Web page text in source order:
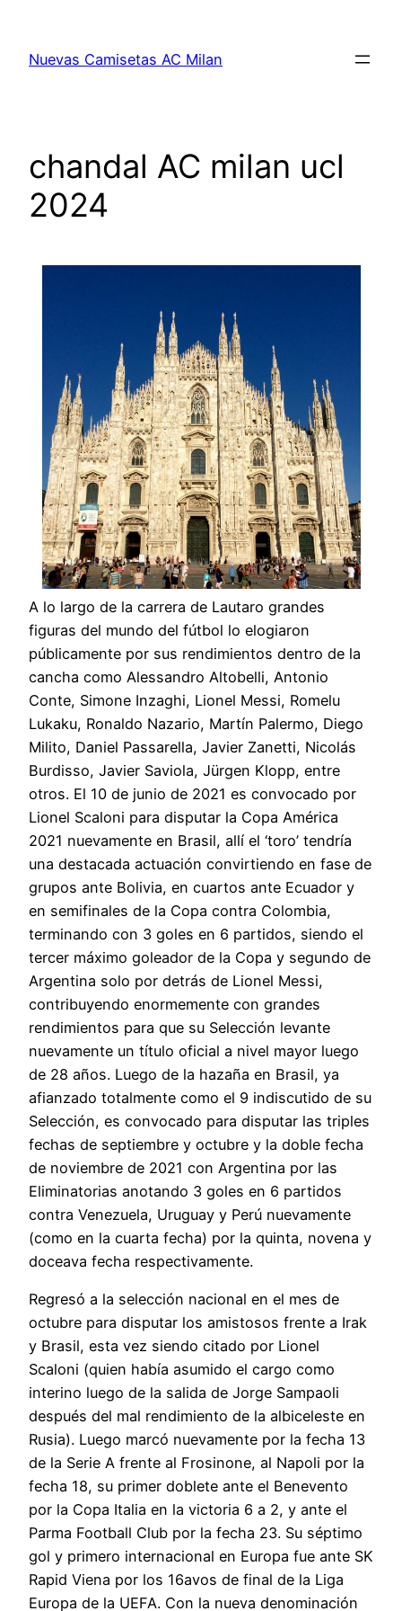
contenido
Nuevas Camisetas AC Milan
chandal AC milan ucl
2024
A lo largo de la carrera de Lautaro grandes
figuras del mundo del fútbol lo elogiaron
públicamente por sus rendimientos dentro de la
cancha como Alessandro Altobelli, Antonio
Conte, Simone Inzaghi, Lionel Messi, Romelu
Lukaku, Ronaldo Nazario, Martín Palermo, Diego
Milito, Daniel Passarella, Javier Zanetti, Nicolás
Burdisso, Javier Saviola, Jürgen Klopp, entre
otros. El 10 de junio de 2021 es convocado por
Lionel Scaloni para disputar la Copa América
2021 nuevamente en Brasil, allí el ‘toro’ tendría
una destacada actuación convirtiendo en fase de
grupos ante Bolivia, en cuartos ante Ecuador y
en semifinales de la Copa contra Colombia,
terminando con 3 goles en 6 partidos, siendo el
tercer máximo goleador de la Copa y segundo de
Argentina solo por detrás de Lionel Messi,
contribuyendo enormemente con grandes
rendimientos para que su Selección levante
nuevamente un título oficial a nivel mayor luego
de 28 años. Luego de la hazaña en Brasil, ya
afianzado totalmente como el 9 indiscutido de su
Selección, es convocado para disputar las triples
fechas de septiembre y octubre y la doble fecha
de noviembre de 2021 con Argentina por las
Eliminatorias anotando 3 goles en 6 partidos
contra Venezuela, Uruguay y Perú nuevamente
(como en la cuarta fecha) por la quinta, novena y
doceava fecha respectivamente.
Regresó a la selección nacional en el mes de
octubre para disputar los amistosos frente a Irak
y Brasil, esta vez siendo citado por Lionel
Scaloni (quien había asumido el cargo como
interino luego de la salida de Jorge Sampaoli
después del mal rendimiento de la albiceleste en
Rusia). Luego marcó nuevamente por la fecha 13
de la Serie A frente al Frosinone, al Napoli por la
fecha 18, su primer doblete ante el Benevento
por la Copa Italia en la victoria 6 a 2, y ante el
Parma Football Club por la fecha 23. Su séptimo
gol y primero internacional en Europa fue ante SK
Rapid Viena por los 16avos de final de la Liga
Europa de la UEFA. Con la nueva denominación